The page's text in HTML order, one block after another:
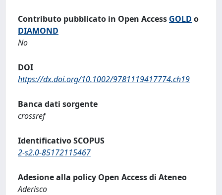
Contributo pubblicato in Open Access GOLD o
DIAMOND
No
DOI
https://dx.doi.org/10.1002/9781119417774.ch19
Banca dati sorgente
crossref
Identificativo SCOPUS
2-s2.0-85172115467
Adesione alla policy Open Access di Ateneo
Aderisco